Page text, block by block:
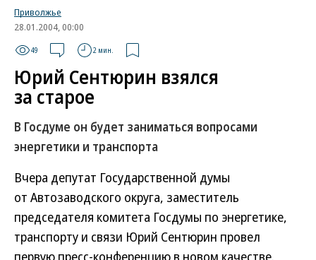
Приволжье
28.01.2004, 00:00
49 2 мин.
Юрий Сентюрин взялся
за старое
В Госдуме он будет заниматься вопросами
энергетики и транспорта
Вчера депутат Государственной думы
от Автозаводского округа, заместитель
председателя комитета Госдумы по энергетике,
транспорту и связи Юрий Сентюрин провел
первую пресс-конференцию в новом качестве.